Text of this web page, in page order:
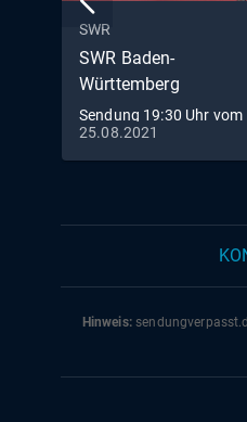
SWR
SWR Baden-
Württemberg
Sendung 19:30 Uhr vom
25.8.2021
25.08.2021
Hinweis:sendungverpasst.